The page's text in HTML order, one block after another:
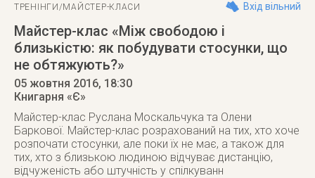
ТРЕНІНГИ/МАЙСТЕР-КЛАСИ Вхід вільний
Майстер-клас «Між свободою і
близькістю: як побудувати стосунки, що
не обтяжують?»
05 жовтня 2016, 18:30
Книгарня «Є»
Майстер-клас Руслана Москальчука та Олени
Баркової. Майстер-клас розрахований на тих, хто хоче
розпочати стосунки, але поки їх не має, а також для
тих, хто з близькою людиною відчуває дистанцію,
відчуженість або штучність у спілкуванн